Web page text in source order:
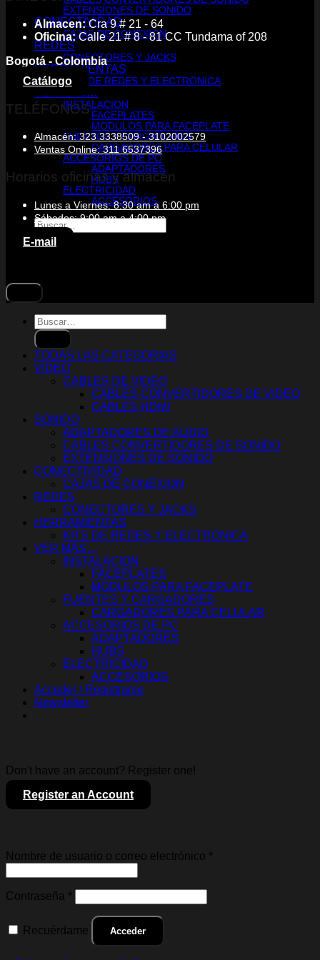
EXTENSIONES DE SONIDO
CONECTIVIDAD
CAJAS DE CONEXION
REDES
CONECTORES Y JACKS
HERRAMIENTAS
KITS DE REDES Y ELECTRONICA
VER MÁS…
INSTALACION
FACEPLATES
MODULOS PARA FACEPLATE
FUENTES Y CARGADORES
CARGADORES PARA CELULAR
ACCESORIOS DE PC
ADAPTADORES
HUBS
ELECTRICIDAD
ACCESORIOS
Buscar
por:
Almacen:Cra 9 # 21 - 64
Oficina:Calle 21 # 8 - 81 CC Tundama of 208
Bogotá - Colombia
Catálogo
TELÉFONOS
Almacén: 323 3338509 - 3102002579
Ventas Online: 311 6537396
Horarios oficinas y almacén
Lunes a Viernes: 8:30 am a 6:00 pm
Sábados: 9:00 am a 4:00 pm
E-mail
Buscar
por:
TODAS LAS CATEGORIAS
VIDEO
CABLES DE VIDEO
CABLES CONVERTIDORES DE VIDEO
CABLES HDMI
SONIDO
ADAPTADORES DE AUDIO
CABLES CONVERTIDORES DE SONIDO
EXTENSIONES DE SONIDO
CONECTIVIDAD
CAJAS DE CONEXION
REDES
CONECTORES Y JACKS
HERRAMIENTAS
KITS DE REDES Y ELECTRONICA
VER MÁS…
INSTALACION
FACEPLATES
MODULOS PARA FACEPLATE
FUENTES Y CARGADORES
CARGADORES PARA CELULAR
ACCESORIOS DE PC
ADAPTADORES
HUBS
ELECTRICIDAD
ACCESORIOS
Acceder / Registrarse
Newsletter
Don't have an account? Register one!
Register an Account
Nombre de usuario o correo electrónico *
Contraseña *
Recuérdame Acceder